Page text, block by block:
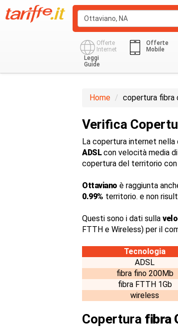
Offerte
Internet
Offerte
Mobile
Leggi
Guide
Home copertura fibra
Verifica
La copertura internet
ADSLcon velocità media di
copertura del territorio
Ottaviano è raggiunta
0.99% territorio. e non
Questi sono i dati sulla
FTTH e Wireless) per il
Tecnologia
ADSL
fibra fino 200Mb
fibra FTTH 1Gb
wireless
Copertura fibra